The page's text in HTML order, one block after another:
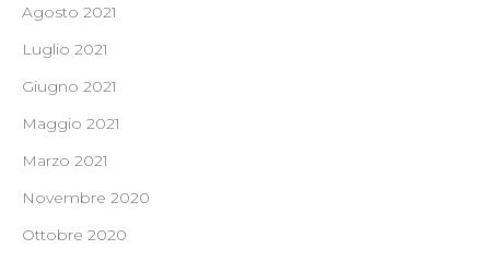
Agosto 2021
Luglio 2021
Giugno 2021
Maggio 2021
Marzo 2021
Novembre 2020
Ottobre 2020